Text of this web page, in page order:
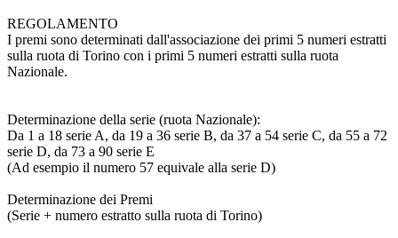
REGOLAMENTO
I premi sono determinati dall'associazione dei primi 5 numeri estratti
sulla ruota di Torino con i primi 5 numeri estratti sulla ruota
Nazionale.
Determinazione della serie (ruota Nazionale):
Da 1 a 18 serie A, da 19 a 36 serie B, da 37 a 54 serie C, da 55 a 72
serie D, da 73 a 90 serie E
(Ad esempio il numero 57 equivale alla serie D)
Determinazione dei Premi
(Serie + numero estratto sulla ruota di Torino)